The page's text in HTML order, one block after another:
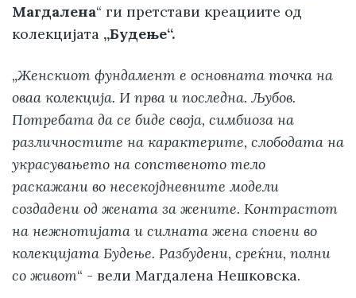
Магдалена“ ги претстави креациите од
колекцијата „Будење“.
„Женскиот фундамент е основната точка на
оваа колекција. И прва и последна. Љубов.
Потребата да се биде своја, симбиоза на
различностите на карактерите, слободата на
украсувањето на сопственото тело
раскажани во несекојдневните модели
создадени од жената за жените. Контрастот
на нежнотијата и силната жена споени во
колекцијата Будење. Разбудени, среќни, полни
со живот“ - вели Магдалена Нешковска.